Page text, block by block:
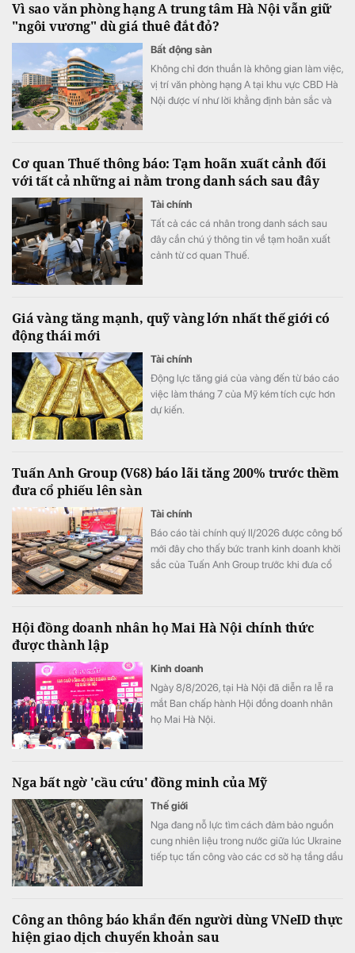
Vì sao văn phòng hạng A trung tâm Hà Nội vẫn giữ
"ngôi vương" dù giá thuê đắt đỏ?
Bất động sản
Không chỉ đơn thuần là không gian làm việc,
vị trí văn phòng hạng A tại khu vực CBD Hà
Nội được ví như lời khẳng định bản sắc và
biến khu vực trung tâm thành lựa chọn hàng
đầu của các tập đoàn đa quốc gia.
Cơ quan Thuế thông báo: Tạm hoãn xuất cảnh đối
với tất cả những ai nằm trong danh sách sau đây
Tài chính
Tất cả các cá nhân trong danh sách sau
đây cần chú ý thông tin về tạm hoãn xuất
cảnh từ cơ quan Thuế.
Giá vàng tăng mạnh, quỹ vàng lớn nhất thế giới có
động thái mới
Tài chính
Động lực tăng giá của vàng đến từ báo cáo
việc làm tháng 7 của Mỹ kém tích cực hơn
dự kiến.
Tuấn Anh Group (V68) báo lãi tăng 200% trước thềm
đưa cổ phiếu lên sàn
Tài chính
Báo cáo tài chính quý II/2026 được công bố
mới đây cho thấy bức tranh kinh doanh khởi
sắc của Tuấn Anh Group trước khi đưa cổ
Hội đồng doanh nhân họ Mai Hà Nội chính thức
được thành lập
Kinh doanh
Ngày 8/8/2026, tại Hà Nội đã diễn ra lễ ra
mắt Ban chấp hành Hội đồng doanh nhân
họ Mai Hà Nội.
Nga bất ngờ 'cầu cứu' đồng minh của Mỹ
Thế giới
Nga đang nỗ lực tìm cách đảm bảo nguồn
cung nhiên liệu trong nước giữa lúc Ukraine
tiếp tục tấn công vào các cơ sở hạ tầng dầu
Công an thông báo khẩn đến người dùng VNeID thực
hiện giao dịch chuyển khoản sau